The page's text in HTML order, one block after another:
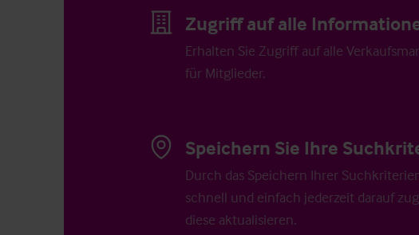
Zugriff auf alle
Erhalten Sie Zugriff auf alle
für Mitglieder.
Speichern Sie Ihre
Durch das Speichern Ihrer
schnell und einfach jederzeit darauf
diese aktualisieren.